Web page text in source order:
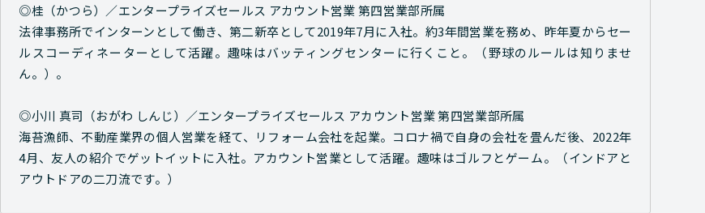
◎桂（かつら）／エンタープライズセールス アカウント営業 第四営業部所属
法律事務所でインターンとして働き、第二新卒として2019年7月に入社。約3年間営業を務め、昨年夏からセー
ルスコーディネーターとして活躍。趣味はバッティングセンターに行くこと。（野球のルールは知りませ
ん。）。
◎小川 真司（おがわ しんじ）／エンタープライズセールス アカウント営業 第四営業部所属
海苔漁師、不動産業界の個人営業を経て、リフォーム会社を起業。コロナ禍で自身の会社を畳んだ後、2022年
4月、友人の紹介でゲットイットに入社。アカウント営業として活躍。趣味はゴルフとゲーム。（インドアと
アウトドアの二刀流です。）